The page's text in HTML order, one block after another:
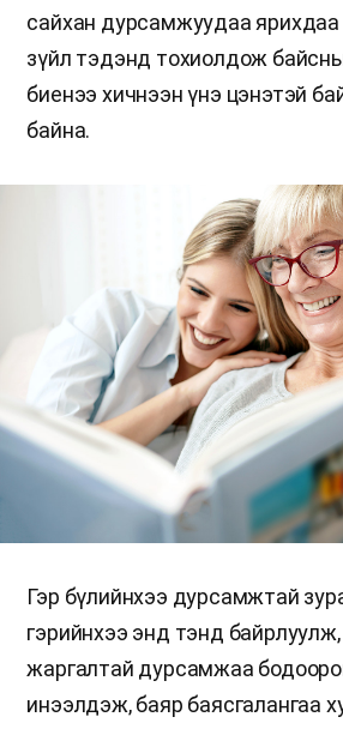
сайхан дурсамжуудаа ярихдаа
зүйл тэдэнд тохиолдож
биенээ хичнээн үнэ цэнэтэй
байна.
Гэр бүлийнхээ дурсамжтай
гэрийнхээ энд тэнд байрлуулж,
жаргалтай дурсамжаа
инээлдэж, баяр баясгалангаа